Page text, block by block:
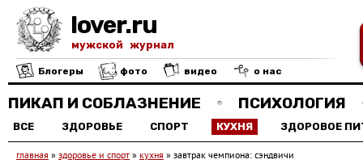
lover.ru
мужской журнал
Блогеры фото видео о нас
ПИКАП И СОБЛАЗНЕНИЕ ПСИХОЛОГИЯ
ВСЕ ЗДОРОВЬЕ СПОРТ КУХНЯ ЗДОРОВОЕ
главная » здоровье и спорт » кухня » завтрак чемпиона: сэндвичи